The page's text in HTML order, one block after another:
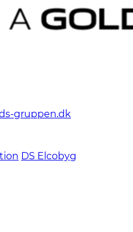
gruppen.dk
DS Elcobyg